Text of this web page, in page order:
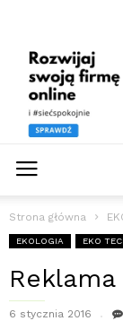
Strona główna
EKOLOGIA EKO
6 stycznia 2016